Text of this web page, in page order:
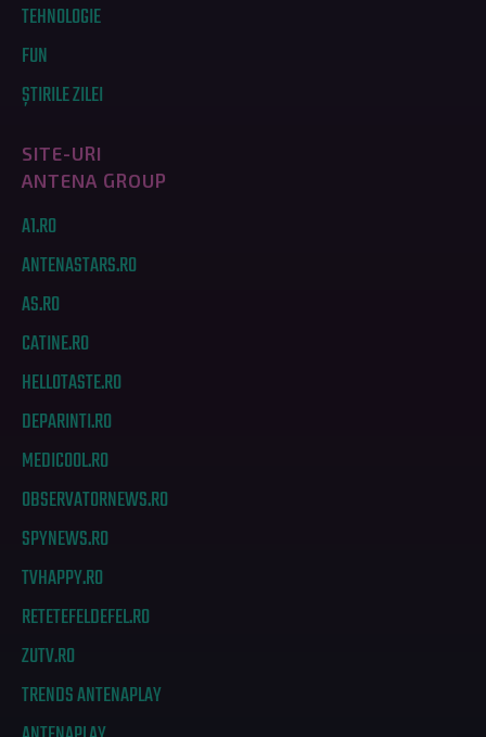
TEHNOLOGIE
FUN
ȘTIRILE ZILEI
SITE-URI
ANTENA GROUP
A1.RO
ANTENASTARS.RO
AS.RO
CATINE.RO
HELLOTASTE.RO
DEPARINTI.RO
MEDICOOL.RO
OBSERVATORNEWS.RO
SPYNEWS.RO
TVHAPPY.RO
RETETEFELDEFEL.RO
ZUTV.RO
TRENDS ANTENAPLAY